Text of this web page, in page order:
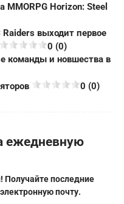
MMORPG Horizon: Steel
Raiders выходит первое
0 (0)
команды и новшества в
0 (0)
ежедневную
Получайте последние
почту.